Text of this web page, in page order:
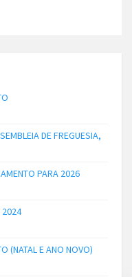
DE FREGUESIA,
PARA 2026
2024
(NATAL E ANO NOVO)